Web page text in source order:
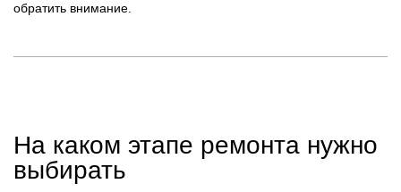
обратить внимание.
На каком этапе ремонта нужно
выбирать